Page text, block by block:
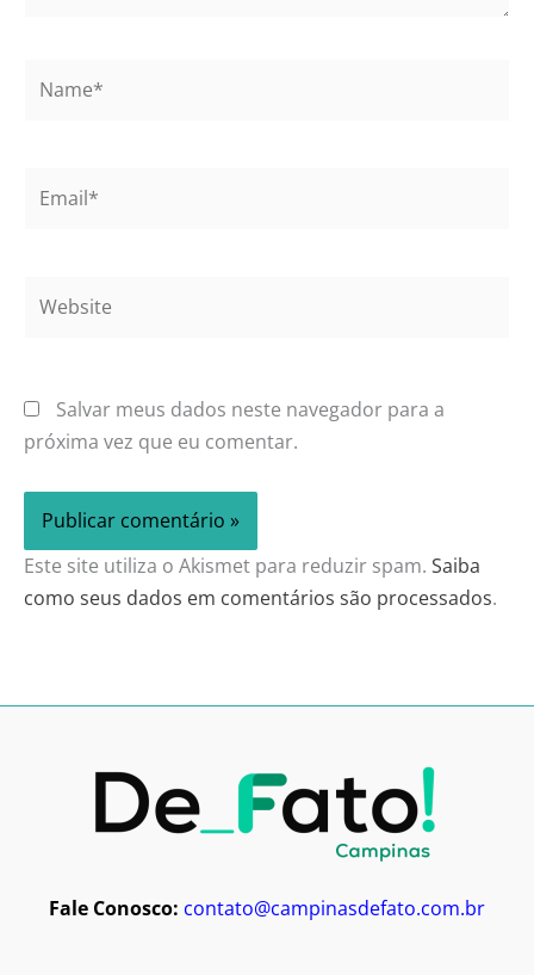
Salvar meus dados neste navegador para a
próxima vez que eu comentar.
Este site utiliza o Akismet para reduzir spam. Saiba
como seus dados em comentários são processados.
Fale Conosco: contato@campinasdefato.com.br